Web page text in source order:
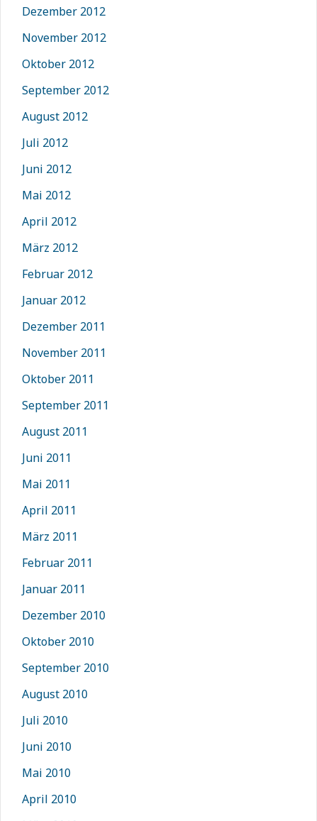
Dezember 2012
November 2012
Oktober 2012
September 2012
August 2012
Juli 2012
Juni 2012
Mai 2012
April 2012
März 2012
Februar 2012
Januar 2012
Dezember 2011
November 2011
Oktober 2011
September 2011
August 2011
Juni 2011
Mai 2011
April 2011
März 2011
Februar 2011
Januar 2011
Dezember 2010
Oktober 2010
September 2010
August 2010
Juli 2010
Juni 2010
Mai 2010
April 2010